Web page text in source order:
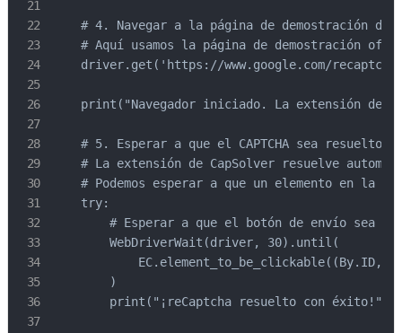
# 4. Navegar a la página de demostración de
# Aquí usamos la página de demostración
driver.get('https://www.google.com/
print("Navegador iniciado. La extensión de
    # 5. Esperar a que el CAPTCHA sea resuelto
# La extensión de CapSolver resuelve
# Podemos esperar a que un elemento en la
    try:
# Esperar a que el botón de envío sea
        WebDriverWait(driver, 30).until(
EC.element_to_be_clickable((By.ID,
        )
        print("¡reCaptcha resuelto con éxito!")